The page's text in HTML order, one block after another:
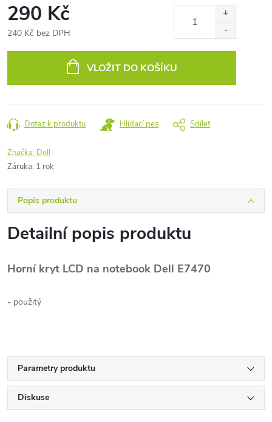
290 Kč
240 Kč bez DPH
VLOŽIT DO KOŠÍKU
Dotaz k produktu Hlídací pes Sdílet
Značka: Dell
Záruka: 1 rok
Popis produktu
Detailní popis produktu
Horní kryt LCD na notebook Dell E7470
- použitý
Parametry produktu
Diskuse